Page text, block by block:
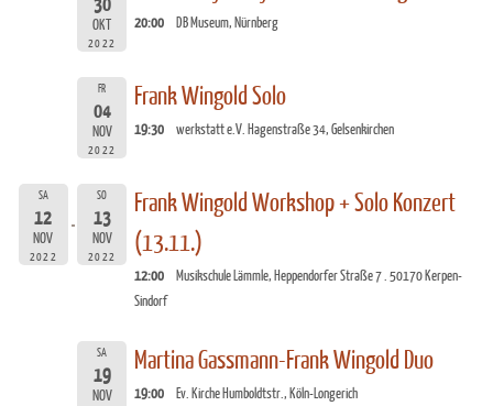
30
OKT
2022
20:00 DB Museum, Nürnberg
FR
04
NOV
2022
Frank Wingold Solo
19:30 werkstatt e.V. Hagenstraße 34, Gelsenkirchen
SA
12
NOV
2022
SO
13
NOV
2022
Frank Wingold Workshop + Solo Konzert
(13.11.)
12:00
Musikschule Lämmle, Heppendorfer Straße 7 . 50170 Kerpen-
Sindorf
SA
19
NOV
Martina Gassmann-Frank Wingold Duo
19:00 Ev. Kirche Humboldtstr., Köln-Longerich